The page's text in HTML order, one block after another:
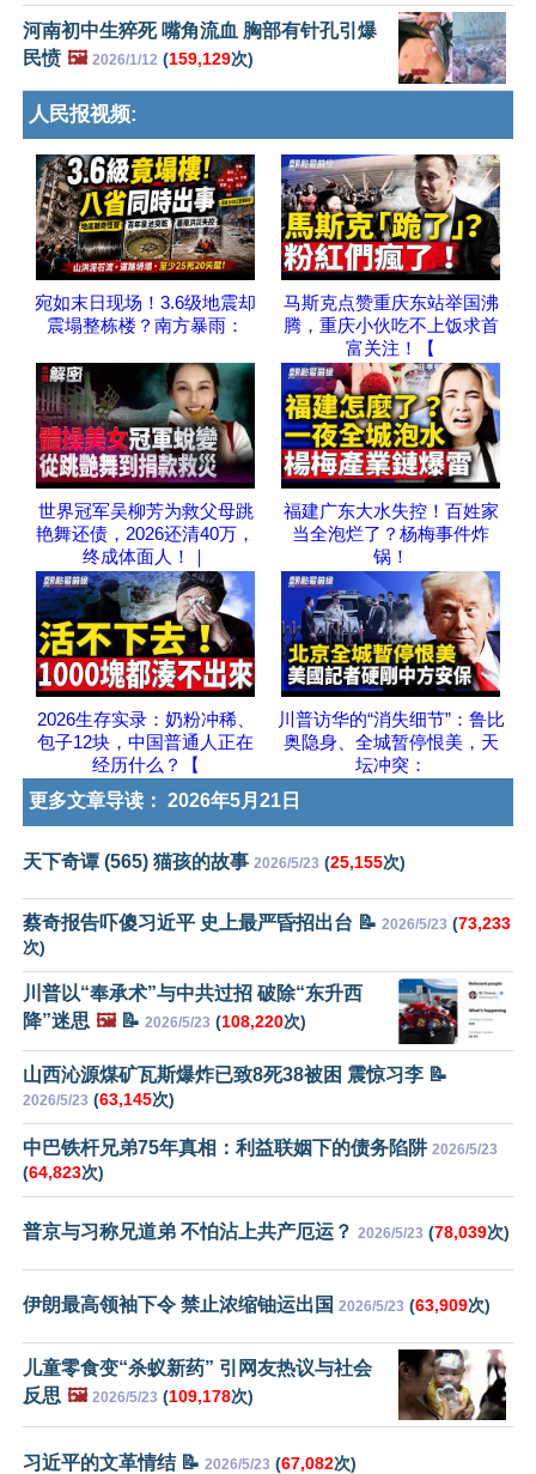
河南初中生猝死 嘴角流血 胸部有针孔引爆
民愤 🖼️ 2026/1/12 (159,129次)
人民报视频:
宛如末日现场！3.6级地震却
震塌整栋楼？南方暴雨：
马斯克点赞重庆东站举国沸
腾，重庆小伙吃不上饭求首
富关注！【
世界冠军吴柳芳为救父母跳
艳舞还债，2026还清40万，
终成体面人！｜
福建广东大水失控！百姓家
当全泡烂了？杨梅事件炸
锅！
2026生存实录：奶粉冲稀、
包子12块，中国普通人正在
经历什么？【
川普访华的“消失细节”：鲁比
奥隐身、全城暂停恨美，天
坛冲突：
更多文章导读： 2026年5月21日
天下奇谭 (565) 猫孩的故事 2026/5/23 (25,155次)
蔡奇报告吓傻习近平 史上最严昏招出台 📝 2026/5/23 (73,233
次)
川普以“奉承术”与中共过招 破除“东升西
降”迷思 🖼️📝 2026/5/23 (108,220次)
山西沁源煤矿瓦斯爆炸已致8死38被困 震惊习李 📝
2026/5/23 (63,145次)
中巴铁杆兄弟75年真相：利益联姻下的债务陷阱 2026/5/23
(64,823次)
普京与习称兄道弟 不怕沾上共产厄运？ 2026/5/23 (78,039次)
伊朗最高领袖下令 禁止浓缩铀运出国 2026/5/23 (63,909次)
儿童零食变“杀蚁新药” 引网友热议与社会
反思 🖼️ 2026/5/23 (109,178次)
习近平的文革情结 📝 2026/5/23 (67,082次)